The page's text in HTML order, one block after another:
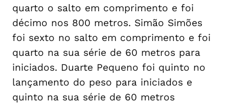
quarto o salto em comprimento e foi
décimo nos 800 metros. Simão Simões
foi sexto no salto em comprimento e foi
quarto na sua série de 60 metros para
iniciados. Duarte Pequeno foi quinto no
lançamento do peso para iniciados e
quinto na sua série de 60 metros